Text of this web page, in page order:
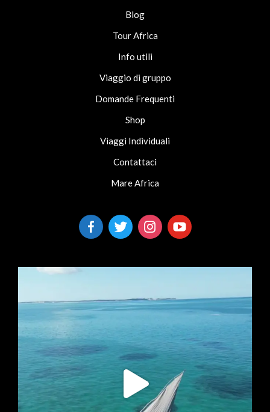
Blog
Tour Africa
Info utili
Viaggio di gruppo
Domande Frequenti
Shop
Viaggi Individuali
Contattaci
Mare Africa
facebook-
alt
twitter instagramyoutube